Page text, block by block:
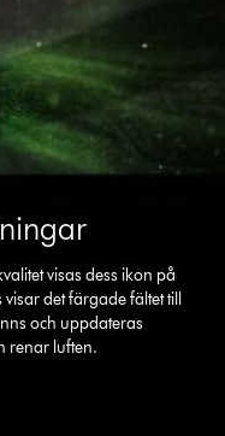
visas dess ikon på
det färgade fältet till
och uppdateras
renar luften.